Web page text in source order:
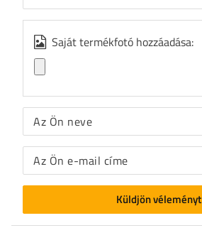
Saját termékfotó hozzáadása:
Az Ön neve
Az Ön e-mail címe
Küldjön véleményt